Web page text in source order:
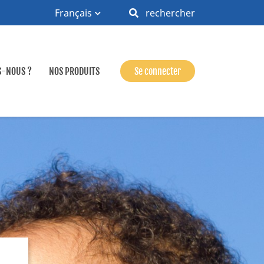
Français rechercher
NOUS ? NOS PRODUITS Se connecter